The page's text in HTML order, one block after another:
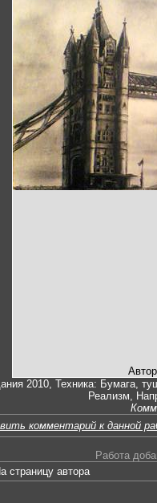
2010, Техника: Бумага,
Реализм,
комментарий к данной
Работа
страницу автора